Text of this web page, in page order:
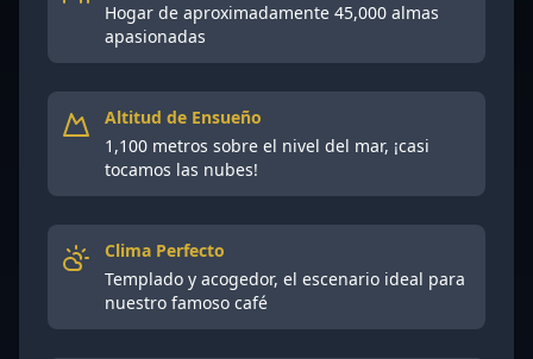
Hogar de aproximadamente 45,000 almas
apasionadas
Altitud de Ensueño
1,100 metros sobre el nivel del mar, ¡casi
tocamos las nubes!
Clima Perfecto
Templado y acogedor, el escenario ideal para
nuestro famoso café